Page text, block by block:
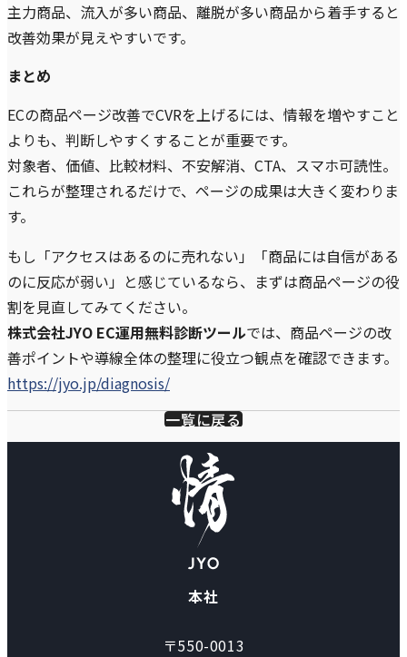
主力商品、流入が多い商品、離脱が多い商品から着手すると
改善効果が見えやすいです。
まとめ
ECの商品ページ改善でCVRを上げるには、情報を増やすこと
よりも、判断しやすくすることが重要です。
対象者、価値、比較材料、不安解消、CTA、スマホ可読性。
これらが整理されるだけで、ページの成果は大きく変わりま
す。
もし「アクセスはあるのに売れない」「商品には自信がある
のに反応が弱い」と感じているなら、まずは商品ページの役
割を見直してみてください。
株式会社JYO EC運用無料診断ツールでは、商品ページの改
善ポイントや導線全体の整理に役立つ観点を確認できます。
https://jyo.jp/diagnosis/
一覧に戻る
本社
〒550-0013